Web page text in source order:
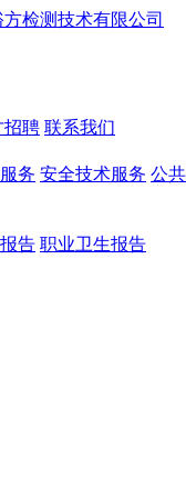
招聘 联系我们
务 安全技术服务 公
告 职业卫生报告